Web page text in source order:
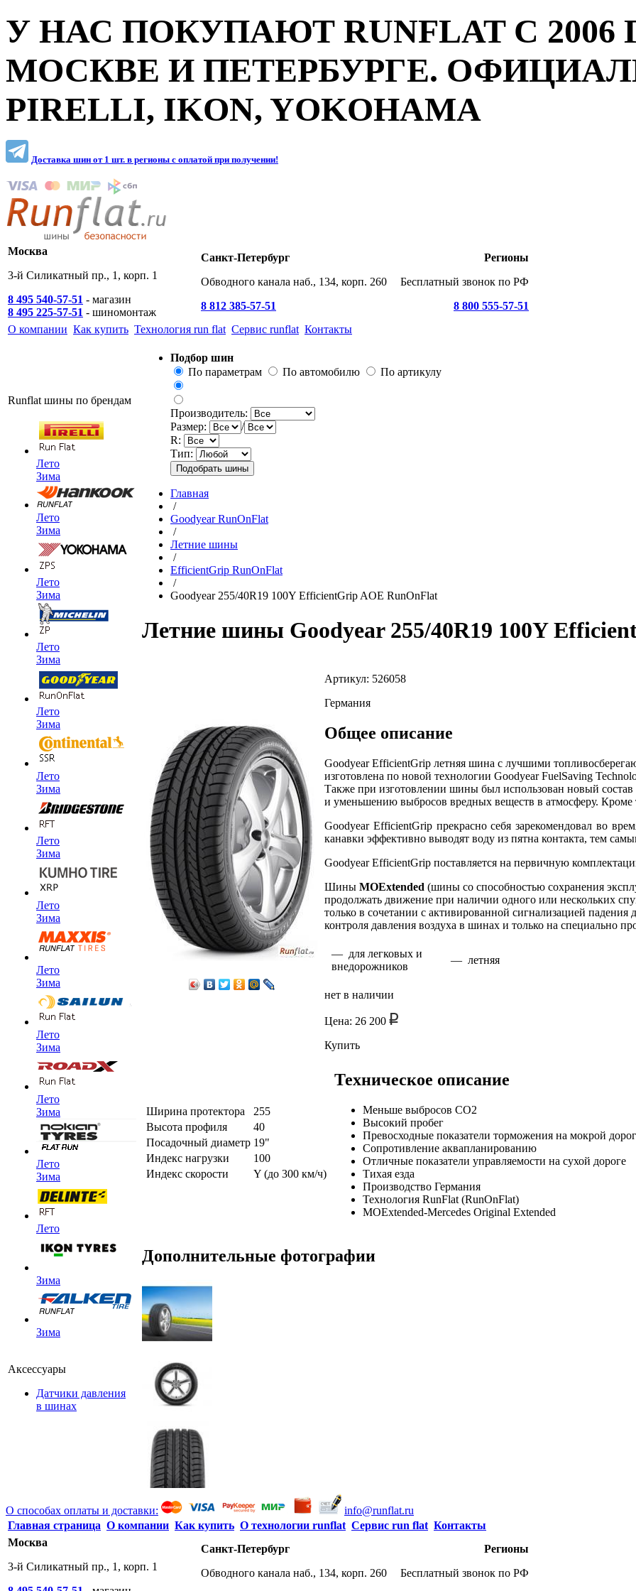
У НАС ПОКУПАЮТ RUNFLAT С
МОСКВЕ И ПЕТЕРБУРГЕ.
PIRELLI, IKON, YOKOHAMA
Доставка шин от 1 шт. в регионы c оплатой при получении!
Москва
3-й Силикатный пр., 1, корп. 1
8 495 540-57-51 - магазин
8 495 225-57-51 - шиномонтаж
Санкт-Петербург
Обводного канала наб., 134, корп. 260
8 812 385-57-51
Регионы
Бесплатный звонок по РФ
8 800 555-57-51
О компании Как купить Технология run flat Сервис runflat Контакты
Runflat шины по брендам
Лето
Зима
Лето
Зима
Лето
Зима
Лето
Зима
Лето
Зима
Лето
Зима
Лето
Зима
Лето
Зима
Лето
Зима
Лето
Зима
Лето
Зима
Лето
Зима
Лето
Зима
Зима
Аксессуары
Датчики давления
в шинах
Подбор шин
По параметрам
По автомобилю По артикулу
Производитель:
Размер:
/
R:
Тип:
Главная
/
Goodyear RunOnFlat
/
Летние шины
/
EfficientGrip RunOnFlat
/
Goodyear 255/40R19 100Y EfficientGrip AOE RunOnFlat
Летние шины Goodyear 255/40R19 100Y
Артикул: 526058
Германия
Общее описание
Goodyear EfficientGrip летняя шина с лучшими
изготовлена по новой технологии Goodyear FuelSaving
Также при изготовлении шины был использован новый
и уменьшению выбросов вредных веществ в атмосферу. Кроме
Goodyear EfficientGrip прекрасно себя зарекомендовал во
канавки эффективно выводят воду из пятна контакта, тем
Goodyear EfficientGrip поставляется на первичную
Шины MOExtended (шины со способностью сохранения
продолжать движение при наличии одного или нескольких
только в сочетании с активированной сигнализацией
контроля давления воздуха в шинах и только на специально
— для легковых и
внедорожников
— летняя
нет в наличии
Цена: 26 200
Купить
Ширина протектора
255
Высота профиля
40
Посадочный диаметр 19"
Индекс нагрузки
100
Индекс скорости
Y (до 300 км/ч)
Техническое описание
Меньше выбросов CO2
Высокий пробег
Превосходные показатели торможения на мокрой
Сопротивление аквапланированию
Отличные показатели управляемости на сухой дороге
Тихая езда
Производство Германия
Технология RunFlat (RunOnFlat)
MOExtended-Mercedes Original Extended
Дополнительные фотографии
О способах оплаты и доставки:
info@runflat.ru
Главная страница О компании Как купить О технологии runflat Сервис run flat Контакты
Москва
3-й Силикатный пр., 1, корп. 1
Санкт-Петербург
Обводного канала наб., 134, корп. 260
Регионы
Бесплатный звонок по РФ